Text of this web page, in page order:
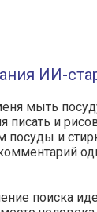
ИИ-
мыть
и
и
поиска